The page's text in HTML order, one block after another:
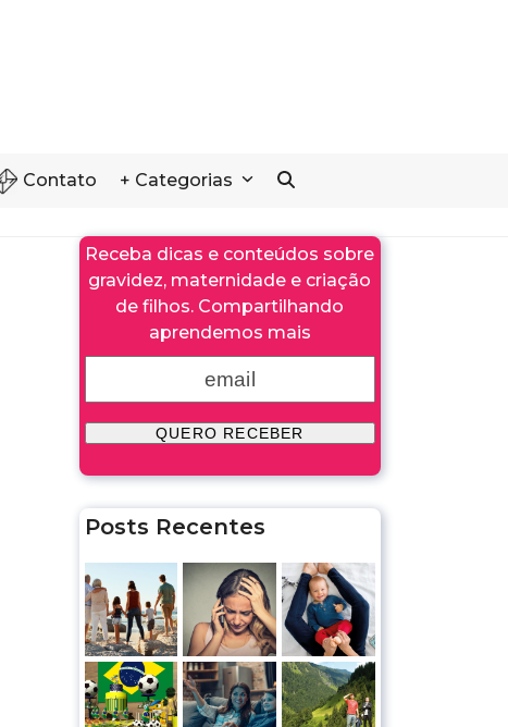
Contato + Categorias
Receba dicas e conteúdos sobre
gravidez, maternidade e criação
de filhos. Compartilhando
aprendemos mais
Posts Recentes